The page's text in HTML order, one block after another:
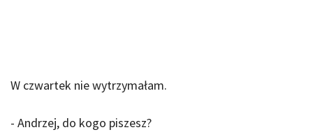
W czwartek nie wytrzymałam.
- Andrzej, do kogo piszesz?